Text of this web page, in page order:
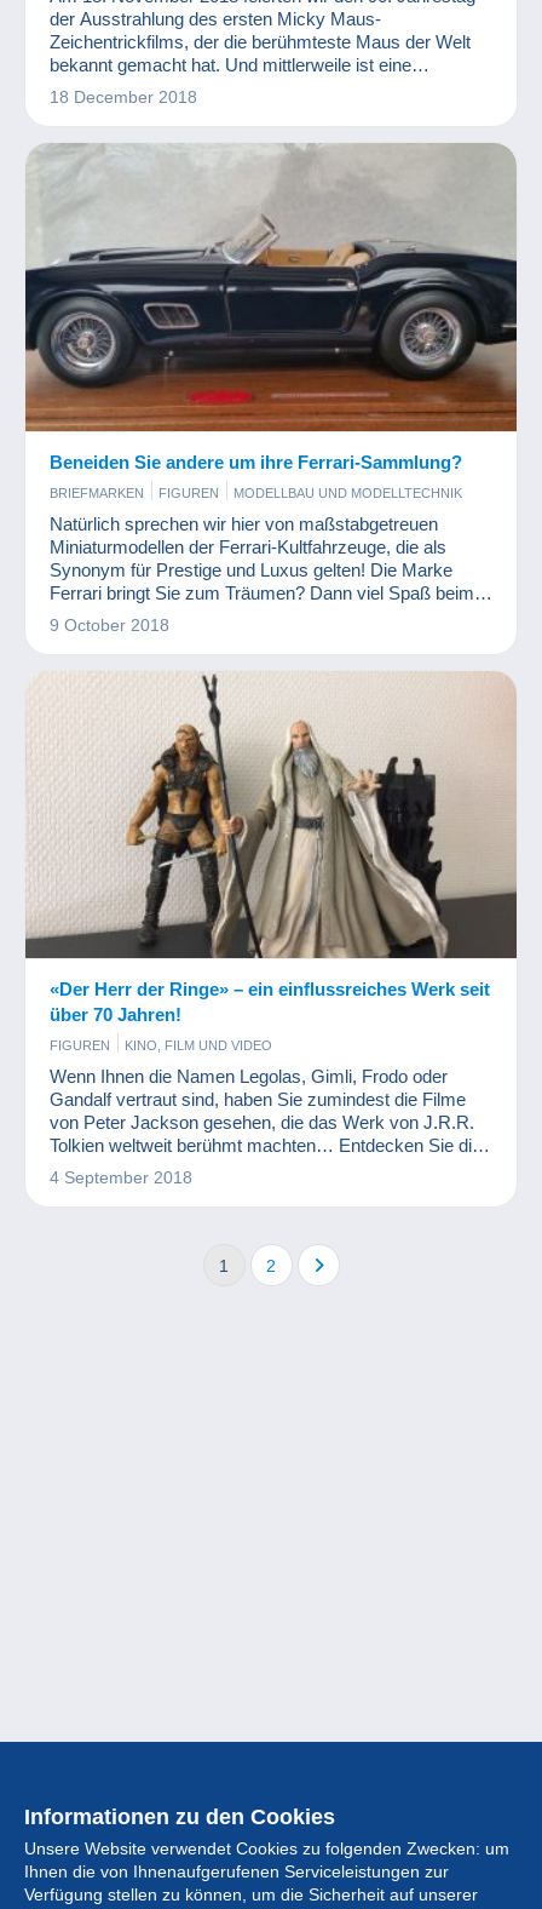
der Ausstrahlung des ersten Micky Maus-
Zeichentrickfilms, der die berühmteste Maus der Welt
bekannt gemacht hat. Und mittlerweile ist eine
beachtliche Micky Maus-Kollektion entstanden.
18 December 2018
Beneiden Sie andere um ihre Ferrari-Sammlung?
BRIEFMARKEN FIGUREN MODELLBAU UND MODELLTECHNIK
Natürlich sprechen wir hier von maßstabgetreuen
Miniaturmodellen der Ferrari-Kultfahrzeuge, die als
Synonym für Prestige und Luxus gelten! Die Marke
Ferrari bringt Sie zum Träumen? Dann viel Spaß beim
Lesen!
9 October 2018
«Der Herr der Ringe» – ein einflussreiches Werk seit
über 70 Jahren!
FIGUREN KINO, FILM UND VIDEO
Wenn Ihnen die Namen Legolas, Gimli, Frodo oder
Gandalf vertraut sind, haben Sie zumindest die Filme
von Peter Jackson gesehen, die das Werk von J.R.R.
Tolkien weltweit berühmt machten… Entdecken Sie die
Sammelobjekte zum Thema Herr der Ringe
4 September 2018
1 2
Informationen zu den Cookies
Unsere Website verwendet Cookies zu folgenden Zwecken: um
Ihnen die von Ihnenaufgerufenen Serviceleistungen zur
Verfügung stellen zu können, um die Sicherheit auf unserer